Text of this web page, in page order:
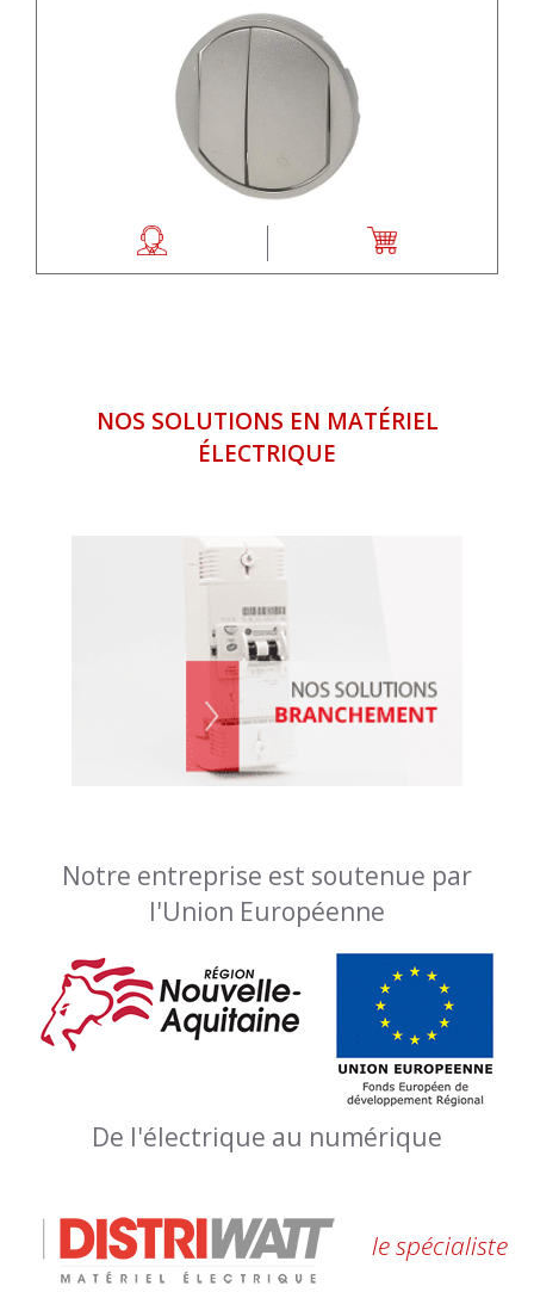
NOS SOLUTIONS EN MATÉRIEL
ÉLECTRIQUE
Notre entreprise est soutenue par
l'Union Européenne
De l'électrique au numérique
le spécialiste